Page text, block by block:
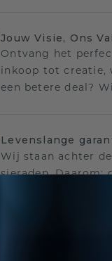
Jouw Visie, Ons
Ontvang het
inkoop tot creatie,
een betere deal?
Levenslange
Wij staan achter
sieraden. Daarom:
defecten die u